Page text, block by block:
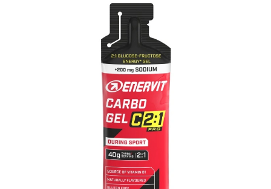
Click to view image in fullscreen